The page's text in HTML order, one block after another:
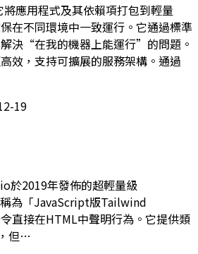
應用程式及其依賴項打包到輕量
在不同環境中一致運行。它通過標準
決“在我的機器上能運行”的問題。
效，支持可擴展的服務架構。通過
19
於2019年發佈的超輕量級
為「JavaScript版Tailwind
直接在HTML中聲明行為。它提供類
但…